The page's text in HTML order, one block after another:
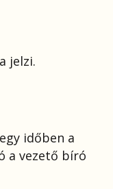
jelzi.
időben a
a vezető bíró